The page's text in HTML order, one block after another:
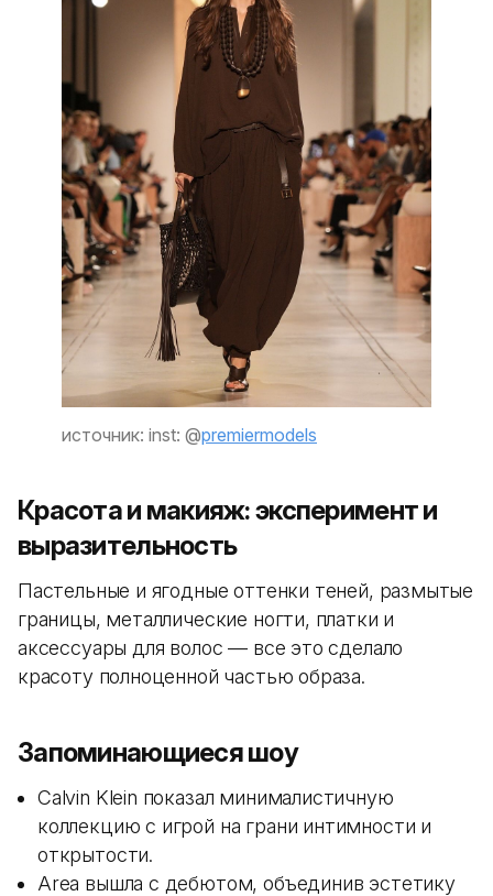
источник: inst: @premiermodels
Красота и макияж: эксперимент и
выразительность
Пастельные и ягодные оттенки теней, размытые
границы, металлические ногти, платки и
аксессуары для волос — все это сделало
красоту полноценной частью образа.
Запоминающиеся шоу
Calvin Klein показал минималистичную
коллекцию с игрой на грани интимности и
открытости.
Area вышла с дебютом, объединив эстетику